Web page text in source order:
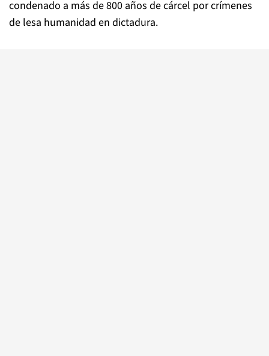
condenado a más de 800 años de cárcel por crímenes
de lesa humanidad en dictadura.